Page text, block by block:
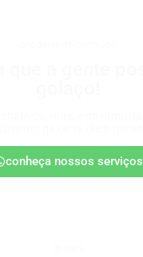
conheça nossos serviços